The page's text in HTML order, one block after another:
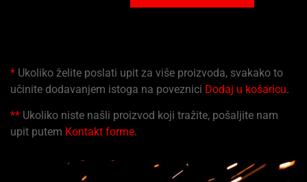
* Ukoliko želite poslati upit za više proizvoda, svakako to
učinite dodavanjem istoga na poveznici Dodaj u košaricu.
** Ukoliko niste našli proizvod koji tražite, pošaljite nam
upit putem Kontakt forme.